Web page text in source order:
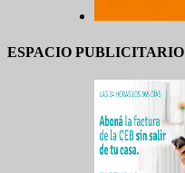
ESPACIO PUBLICITARIO